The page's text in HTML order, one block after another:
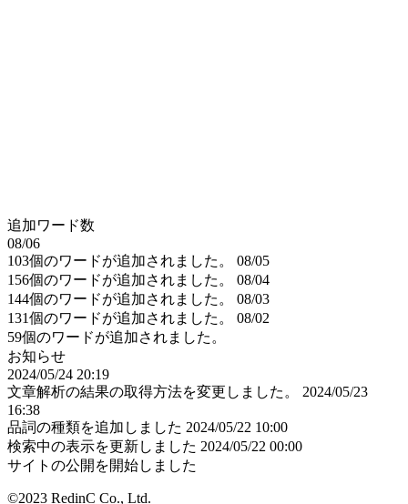
追加ワード数
08/06
103個のワードが追加されました。
08/05
156個のワードが追加されました。
08/04
144個のワードが追加されました。
08/03
131個のワードが追加されました。
08/02
59個のワードが追加されました。
お知らせ
2024/05/24 20:19
文章解析の結果の取得方法を変更しました。
2024/05/23
16:38
品詞の種類を追加しました 2024/05/22 10:00
検索中の表示を更新しました 2024/05/22 00:00
サイトの公開を開始しました
©2023 RedinC Co., Ltd.